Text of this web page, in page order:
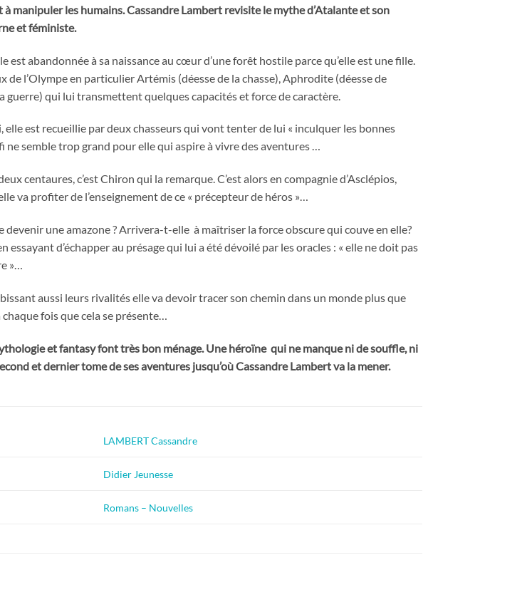
à manipuler les humains. Cassandre Lambert revisite le mythe d’Atalante et son
et féministe.
est abandonnée à sa naissance au cœur d’une forêt hostile parce qu’elle est une fille.
l’Olympe en particulier Artémis (déesse de la chasse), Aphrodite (déesse de
guerre) qui lui transmettent quelques capacités et force de caractère.
elle est recueillie par deux chasseurs qui vont tenter de lui « inculquer les bonnes
ne semble trop grand pour elle qui aspire à vivre des aventures …
centaures, c’est Chiron qui la remarque. C’est alors en compagnie d’Asclépios,
va profiter de l’enseignement de ce « précepteur de héros »…
une amazone ? Arrivera-t-elle à maîtriser la force obscure qui couve en elle?
essayant d’échapper au présage qui lui a été dévoilé par les oracles : « elle ne doit pas
»…
aussi leurs rivalités elle va devoir tracer son chemin dans un monde plus que
fois que cela se présente…
et fantasy font très bon ménage. Une héroïne qui ne manque ni de souffle, ni
et dernier tome de ses aventures jusqu’où Cassandre Lambert va la mener.
LAMBERT Cassandre
Didier Jeunesse
Romans – Nouvelles